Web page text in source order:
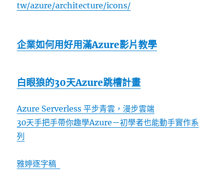
tw/azure/architecture/icons/
企業如何用好用滿Azure影片教學
白眼狼的30天Azure跳槽計畫
Azure Serverless 平步青雲，漫步雲端
30天手把手帶你趣學Azure－初學者也能動手實作系
列
雅婷逐字稿